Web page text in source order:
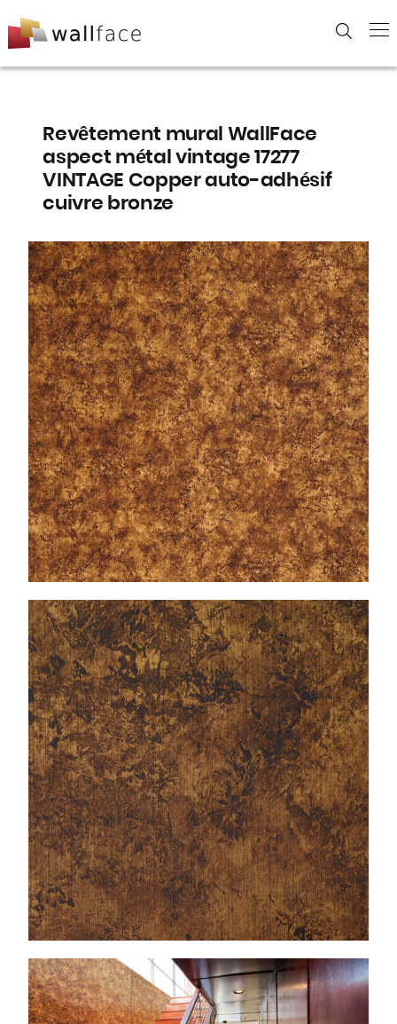
to
Revêtement mural WallFace
aspect métal vintage 17277
VINTAGE Copper auto-adhésif
cuivre bronze